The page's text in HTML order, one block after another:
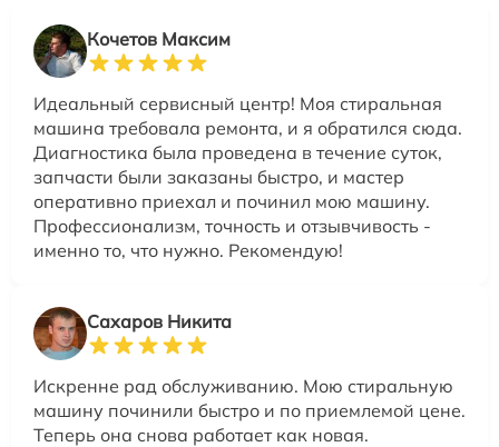
Кочетов Максим
Идеальный сервисный центр! Моя стиральная
машина требовала ремонта, и я обратился сюда.
Диагностика была проведена в течение суток,
запчасти были заказаны быстро, и мастер
оперативно приехал и починил мою машину.
Профессионализм, точность и отзывчивость -
именно то, что нужно. Рекомендую!
Сахаров Никита
Искренне рад обслуживанию. Мою стиральную
машину починили быстро и по приемлемой цене.
Теперь она снова работает как новая.